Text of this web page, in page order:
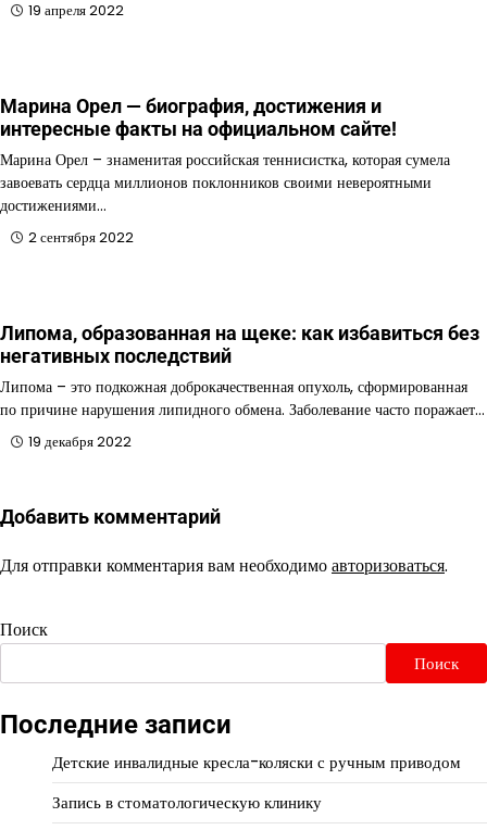
19 апреля 2022
Марина Орел — биография, достижения и
интересные факты на официальном сайте!
Марина Орел – знаменитая российская теннисистка, которая сумела
завоевать сердца миллионов поклонников своими невероятными
достижениями…
2 сентября 2022
Липома, образованная на щеке: как избавиться без
негативных последствий
Липома – это подкожная доброкачественная опухоль, сформированная
по причине нарушения липидного обмена. Заболевание часто поражает…
19 декабря 2022
Добавить комментарий
Для отправки комментария вам необходимоавторизоваться.
Поиск
Поиск
Последние записи
Детские инвалидные кресла-коляски с ручным приводом
Запись в стоматологическую клинику